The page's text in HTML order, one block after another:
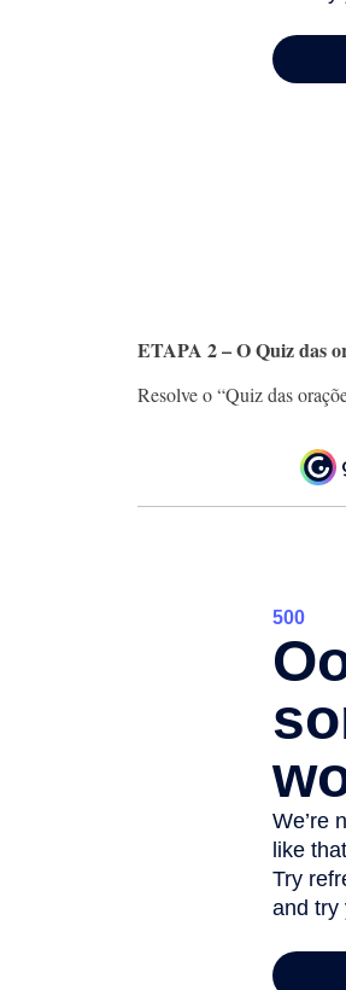
ETAPA 2 – O Quiz das
Resolve o “Quiz das